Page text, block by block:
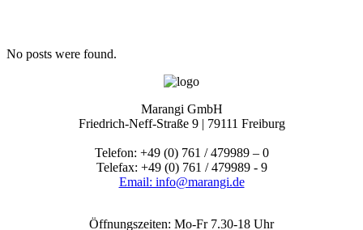
No posts were found.
Marangi GmbH
Friedrich-Neff-Straße 9 | 79111 Freiburg
Telefon: +49 (0) 761 / 479989 – 0
Telefax: +49 (0) 761 / 479989 - 9
Email: info@marangi.de
Öffnungszeiten: Mo-Fr 7.30-18 Uhr